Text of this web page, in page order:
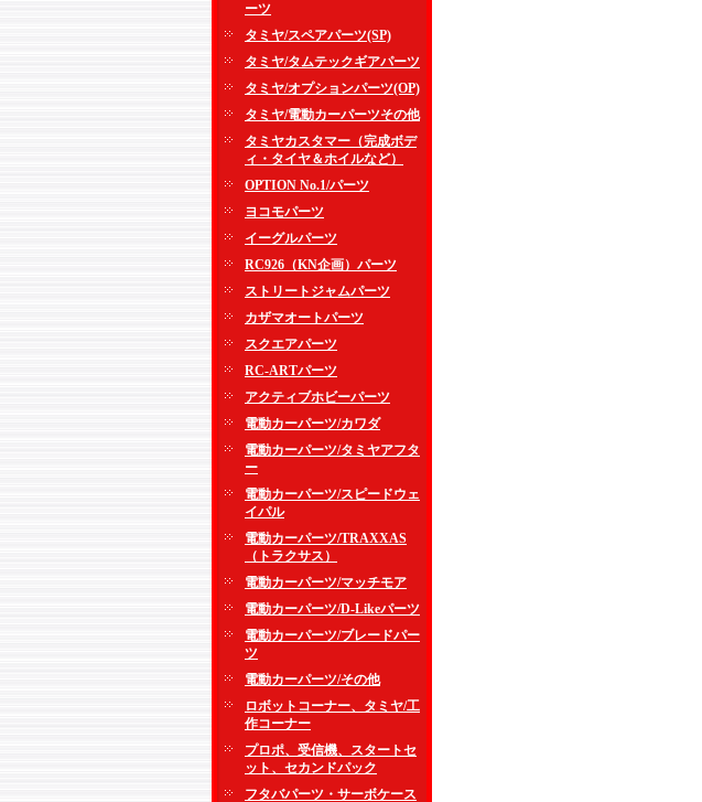
ーツ
タミヤ/スペアパーツ(SP)
タミヤ/タムテックギアパーツ
タミヤ/オプションパーツ(OP)
タミヤ/電動カーパーツその他
タミヤカスタマー（完成ボデ
ィ・タイヤ＆ホイルなど）
OPTION No.1/パーツ
ヨコモパーツ
イーグルパーツ
RC926（KN企画）パーツ
ストリートジャムパーツ
カザマオートパーツ
スクエアパーツ
RC-ARTパーツ
アクティブホビーパーツ
電動カーパーツ/カワダ
電動カーパーツ/タミヤアフタ
ー
電動カーパーツ/スピードウェ
イパル
電動カーパーツ/TRAXXAS
（トラクサス）
電動カーパーツ/マッチモア
電動カーパーツ/D-Likeパーツ
電動カーパーツ/ブレードパー
ツ
電動カーパーツ/その他
ロボットコーナー、タミヤ/工
作コーナー
プロポ、受信機、スタートセ
ット、セカンドパック
フタバパーツ・サーボケース